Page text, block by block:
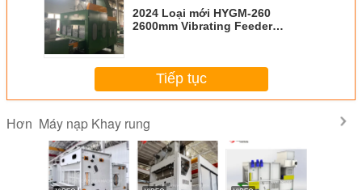
2024 Loại mới HYGM-260
2600mm Vibrating Feeder
Tiếp tục
Hơn Máy nạp Khay rung